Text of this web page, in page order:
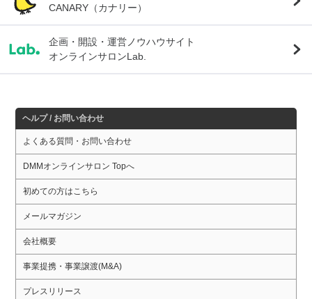
CANARY（カナリー）
企画・開設・運営ノウハウサイト
オンラインサロンLab.
ヘルプ / お問い合わせ
よくある質問・お問い合わせ
DMMオンラインサロン Topへ
初めての方はこちら
メールマガジン
会社概要
事業提携・事業譲渡(M&A)
プレスリリース